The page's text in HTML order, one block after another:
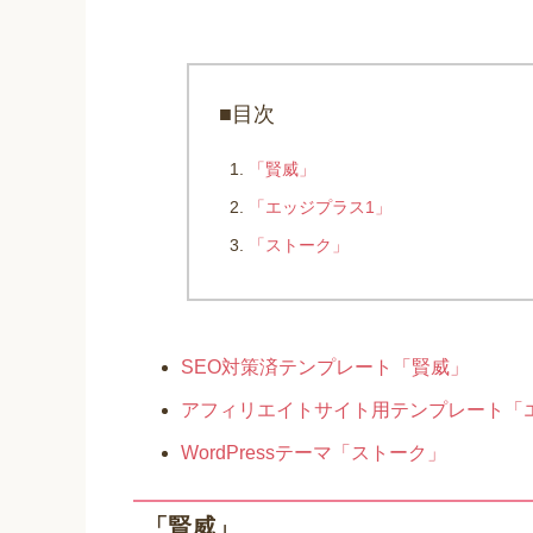
■目次
「賢威」
「エッジプラス1」
「ストーク」
SEO対策済テンプレート「賢威」
アフィリエイトサイト用テンプレート「
WordPressテーマ「ストーク」
「賢威」